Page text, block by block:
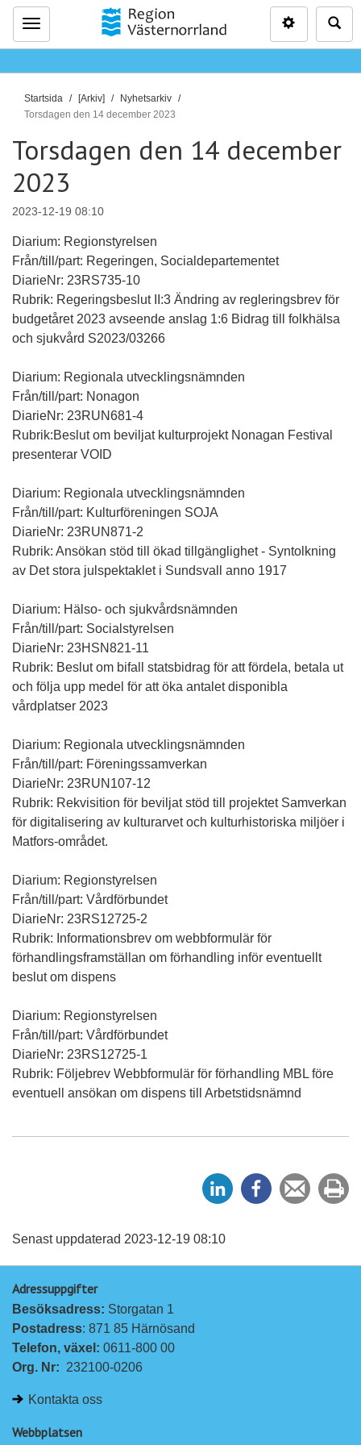
Meny
D
u
ä
r
h
ä
r
:
Startsida [Arkiv]
Nyhetsarkiv
Torsdagen den 14 december 2023
Torsdagen den 14 december
2023
2023-12-19 08:10
Diarium: Regionstyrelsen
Från/till/part: Regeringen, Socialdepartementet
DiarieNr: 23RS735-10
Rubrik: Regeringsbeslut II:3 Ändring av regleringsbrev för
budgetåret 2023 avseende anslag 1:6 Bidrag till folkhälsa
och sjukvård S2023/03266
Diarium: Regionala utvecklingsnämnden
Från/till/part: Nonagon
DiarieNr: 23RUN681-4
Rubrik:Beslut om beviljat kulturprojekt Nonagan Festival
presenterar VOID
Diarium: Regionala utvecklingsnämnden
Från/till/part: Kulturföreningen SOJA
DiarieNr: 23RUN871-2
Rubrik: Ansökan stöd till ökad tillgänglighet - Syntolkning
av Det stora julspektaklet i Sundsvall anno 1917
Diarium: Hälso- och sjukvårdsnämnden
Från/till/part: Socialstyrelsen
DiarieNr: 23HSN821-11
Rubrik: Beslut om bifall statsbidrag för att fördela, betala ut
och följa upp medel för att öka antalet disponibla
vårdplatser 2023
Diarium: Regionala utvecklingsnämnden
Från/till/part: Föreningssamverkan
DiarieNr: 23RUN107-12
Rubrik: Rekvisition för beviljat stöd till projektet Samverkan
för digitalisering av kulturarvet och kulturhistoriska miljöer i
Matfors-området.
Diarium: Regionstyrelsen
Från/till/part: Vårdförbundet
DiarieNr: 23RS12725-2
Rubrik: Informationsbrev om webbformulär för
förhandlingsframställan om förhandling inför eventuellt
beslut om dispens
Diarium: Regionstyrelsen
Från/till/part: Vårdförbundet
DiarieNr: 23RS12725-1
Rubrik: Följebrev Webbformulär för förhandling MBL före
eventuell ansökan om dispens till Arbetstidsnämnd
e
e
Tipsa
en
ut
Senast uppdaterad 2023-12-19 08:10
Adressuppgifter
Besöksadress: Storgatan 1
Postadress: 871 85 Härnösand
Telefon, växel: 0611-800 00
Org. Nr: 232100-0206
Kontakta oss
Webbplatsen